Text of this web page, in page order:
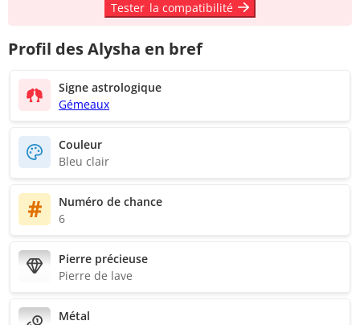
Tester la compatibilité
Profil des Alysha en bref
Signe astrologique
Gémeaux
Couleur
Bleu clair
Numéro de chance
6
Pierre précieuse
Pierre de lave
Métal